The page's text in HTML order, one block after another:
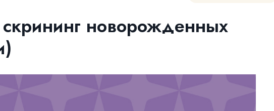
новорожденных